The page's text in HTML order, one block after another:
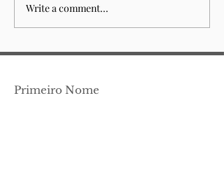
Sempre esteve para
acabar
Write a comment...
Primeiro Nome